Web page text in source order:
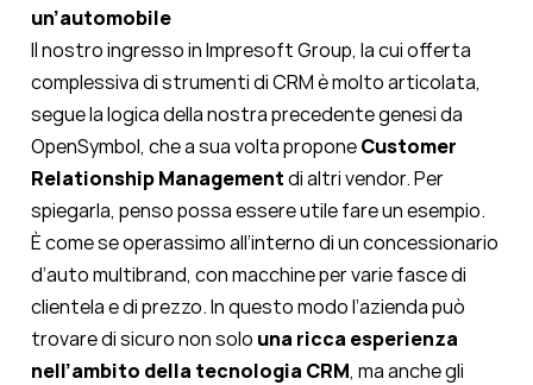
un’automobile
Il nostro ingresso in Impresoft Group, la cui offerta
complessiva di strumenti di CRM è molto articolata,
segue la logica della nostra precedente genesi da
OpenSymbol, che a sua volta proponeCustomer
Relationship Managementdi altri vendor. Per
spiegarla, penso possa essere utile fare un esempio.
È come se operassimo all’interno di un concessionario
d’auto multibrand, con macchine per varie fasce di
clientela e di prezzo. In questo modo l’azienda può
trovare di sicuro non solo una ricca esperienza
nell’ambito della tecnologia CRM, ma anche gli